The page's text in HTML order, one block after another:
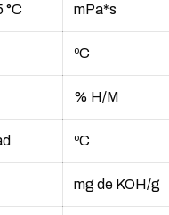
°C mPa*s
ºC
% H/M
ºC
mg de KOH/g